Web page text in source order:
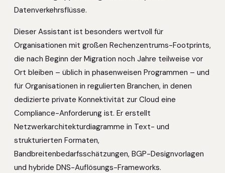
Datenverkehrsflüsse.
Dieser Assistant ist besonders wertvoll für
Organisationen mit großen Rechenzentrums-Footprints,
die nach Beginn der Migration noch Jahre teilweise vor
Ort bleiben – üblich in phasenweisen Programmen – und
für Organisationen in regulierten Branchen, in denen
dedizierte private Konnektivität zur Cloud eine
Compliance-Anforderung ist. Er erstellt
Netzwerkarchitekturdiagramme in Text- und
strukturierten Formaten,
Bandbreitenbedarfsschätzungen, BGP-Designvorlagen
und hybride DNS-Auflösungs-Frameworks.